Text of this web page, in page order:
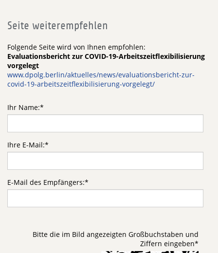
Seite weiterempfehlen
Folgende Seite wird von Ihnen empfohlen:
Evaluationsbericht zur COVID-19-Arbeitszeitflexibilisierung
vorgelegt
www.dpolg.berlin/aktuelles/news/evaluationsbericht-zur-
covid-19-arbeitszeitflexibilisierung-vorgelegt/
Ihr Name:*
Ihre E-Mail:*
E-Mail des Empfängers:*
Bitte die im Bild angezeigten Großbuchstaben und
Ziffern eingeben*